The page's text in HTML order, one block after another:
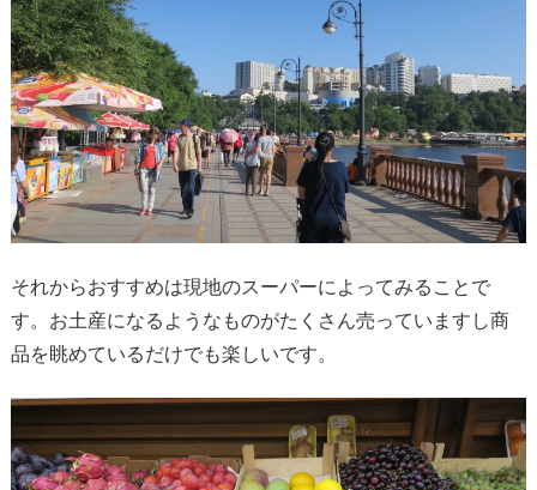
それからおすすめは現地のスーパーによってみることで
す。お土産になるようなものがたくさん売っていますし商
品を眺めているだけでも楽しいです。